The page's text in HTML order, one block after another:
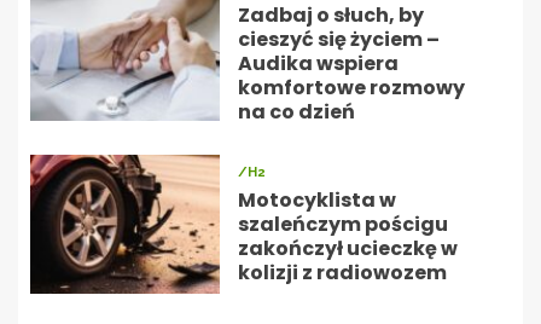
Zadbaj o słuch, by
cieszyć się życiem –
Audika wspiera
komfortowe rozmowy
na co dzień
/H2
Motocyklista w
szaleńczym pościgu
zakończył ucieczkę w
kolizji z radiowozem